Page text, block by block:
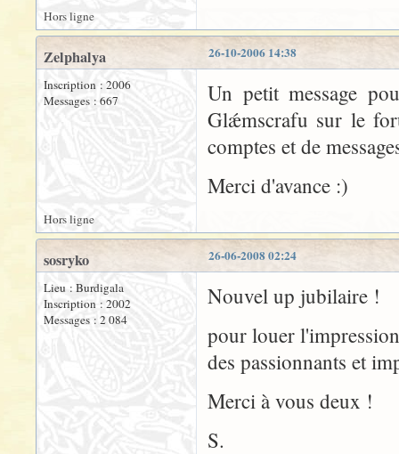
Hors ligne
26-10-2006 14:38
Zelphalya
Inscription : 2006
Messages : 667
Un petit message
Glǽmscrafu sur le
comptes et de
Merci d'avance :)
Hors ligne
26-06-2008 02:24
sosryko
Lieu : Burdigala
Inscription : 2002
Messages : 2 084
Nouvel up jubilaire !
pour louer
des passionnants et
Merci à vous deux !
S.